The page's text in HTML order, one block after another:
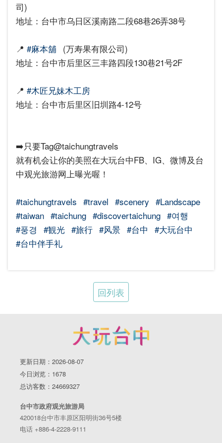
司)
地址：台中市乌日区溪南路二段68巷26弄38号
📍 #麻本舖 (万寿果有限公司)
地址：台中市后里区三丰路四段130巷21号2F
📍 #木匠兄妹木工房
地址：台中市后里区旧圳路4-12号
➡️只要Tag@taichungtravels
就有机会让你的美照在大玩台中FB、IG、微博及台
中观光旅游网上曝光喔！
#taichungtravels #travel #scenery #Landscape
#taiwan #taichung #discovertaichung #여행
#풍경 #観光 #旅行 #风景 #台中 #大玩台中
#台中伴手礼
回列表
更新日期：2026-08-07
今日浏览：1678
总访客数：24669327
台中市政府观光旅游局
420018台中市丰原区阳明街36号5楼
电话 +886-4-2228-9111